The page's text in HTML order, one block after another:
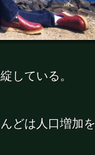
している。
どは人口増加を